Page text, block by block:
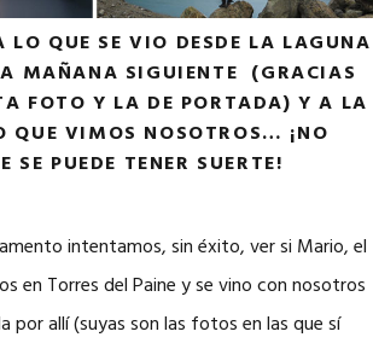
QUE SE VIO DESDE LA LAGUNA
MAÑANA SIGUIENTE (GRACIAS
FOTO Y LA DE PORTADA) Y A LA
QUE VIMOS NOSOTROS… ¡NO
SE PUEDE TENER SUERTE!
intentamos, sin éxito, ver si Mario, el
en Torres del Paine y se vino con nosotros
por allí (suyas son las fotos en las que sí